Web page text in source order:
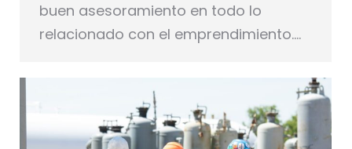
buen asesoramiento en todo lo
relacionado con el emprendimiento.…